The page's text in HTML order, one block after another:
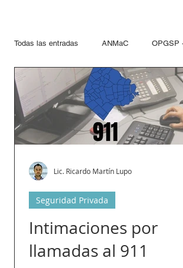
Todas las entradas ANMaC OPGSP
Explosivos Mandatarios
Otras Jurisdicciones Artificios
Propelentes Gestiones lupo
Intimaciones por
llamadas al 911
Seguridad Privada
Lic. Ricardo Martín Lupo